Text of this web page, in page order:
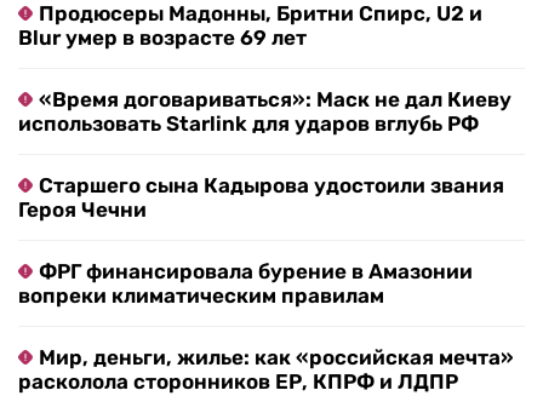
Продюсеры Мадонны, Бритни Спирс, U2 и
Blur умер в возрасте 69 лет
«Время договариваться»: Маск не дал Киеву
использовать Starlink для ударов вглубь РФ
Старшего сына Кадырова удостоили звания
Героя Чечни
ФРГ финансировала бурение в Амазонии
вопреки климатическим правилам
Мир, деньги, жилье: как «российская мечта»
расколола сторонников ЕР, КПРФ и ЛДПР